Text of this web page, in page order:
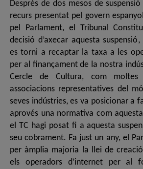
Després de dos mesos de
recurs presentat pel govern
pel Parlament, el Tribunal
decisió d’axecar aquesta
es torni a recaptar la taxa a les
per al finançament de la nostra
Cercle de Cultura, com
associacions representatives del
seves indústries, es va posicionar a
aprovés una normativa com
el TC hagi posat fi a aquesta
seu cobrament. Fa just un any, el
per àmplia majoria la llei de
els operadors d’internet per al